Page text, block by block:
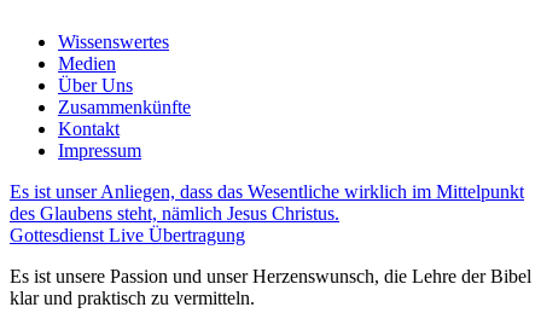
Wissenswertes
Medien
Über Uns
Zusammenkünfte
Kontakt
Impressum
Es ist unser Anliegen, dass das Wesentliche wirklich im Mittelpunkt
des Glaubens steht, nämlich Jesus Christus.
Gottesdienst Live Übertragung
Es ist unsere Passion und unser Herzenswunsch, die Lehre der Bibel
klar und praktisch zu vermitteln.